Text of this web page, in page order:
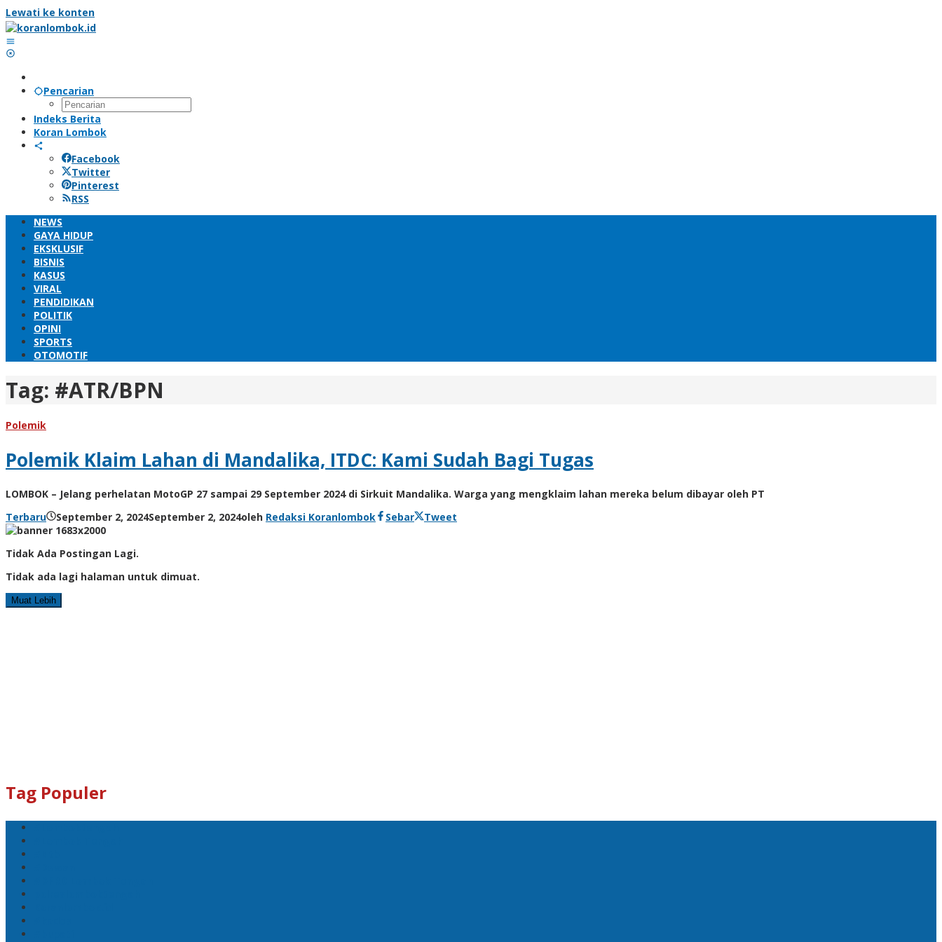
Lewati ke konten
Pencarian
Indeks Berita
Koran Lombok
Facebook
Twitter
Pinterest
RSS
NEWS
GAYA HIDUP
EKSKLUSIF
BISNIS
KASUS
VIRAL
PENDIDIKAN
POLITIK
OPINI
SPORTS
OTOMOTIF
Tag: #ATR/BPN
Polemik
Polemik Klaim Lahan di Mandalika, ITDC: Kami Sudah Bagi Tugas
LOMBOK – Jelang perhelatan MotoGP 27 sampai 29 September 2024 di Sirkuit Mandalika. Warga yang mengklaim lahan mereka belum dibayar oleh PT
Terbaru
September 2, 2024September 2, 2024oleh Redaksi Koranlombok Sebar Tweet
Tidak Ada Postingan Lagi.
Tidak ada lagi halaman untuk dimuat.
Muat Lebih
Tag Populer